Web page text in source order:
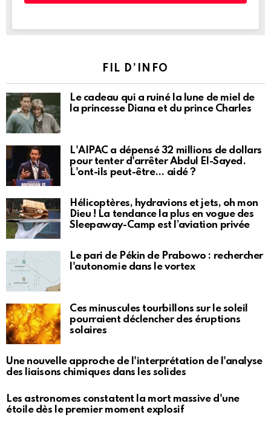
FIL D’INFO
Le cadeau qui a ruiné la lune de miel de
la princesse Diana et du prince Charles
L'AIPAC a dépensé 32 millions de dollars
pour tenter d'arrêter Abdul El-Sayed.
L'ont-ils peut-être… aidé ?
Hélicoptères, hydravions et jets, oh mon
Dieu ! La tendance la plus en vogue des
Sleepaway-Camp est l’aviation privée
Le pari de Pékin de Prabowo : rechercher
l'autonomie dans le vortex
Ces minuscules tourbillons sur le soleil
pourraient déclencher des éruptions
solaires
Une nouvelle approche de l'interprétation de l'analyse
des liaisons chimiques dans les solides
Les astronomes constatent la mort massive d'une
étoile dès le premier moment explosif